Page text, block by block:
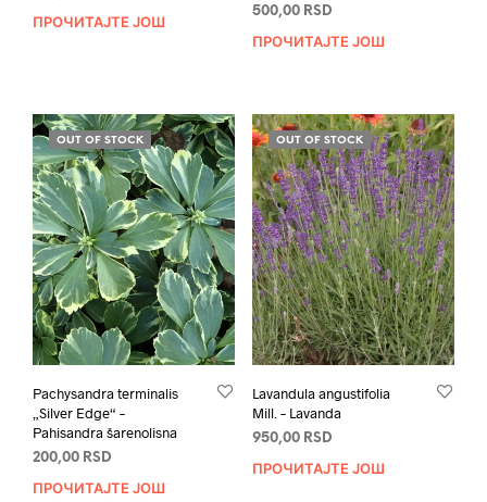
ПРОЧИТАЈТЕ ЈОШ
500,00 RSD
ПРОЧИТАЈТЕ ЈОШ
OUT OF STOCK
Pachysandra terminalis
„Silver Edge“ –
Pahisandra šarenolisna
200,00 RSD
ПРОЧИТАЈТЕ ЈОШ
OUT OF STOCK
Lavandula angustifolia
Mill. – Lavanda
950,00 RSD
ПРОЧИТАЈТЕ ЈОШ